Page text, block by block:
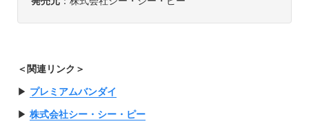
＜関連リンク＞
▶︎ プレミアムバンダイ
▶︎ 株式会社シー・シー・ピー